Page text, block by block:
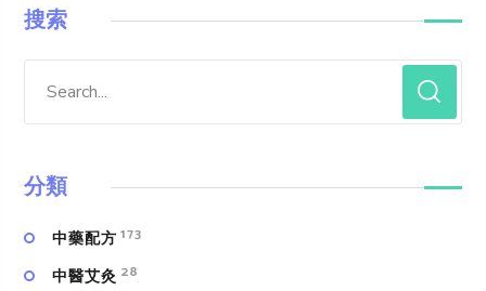
搜索
分類
中藥配方 173
中醫艾灸 28